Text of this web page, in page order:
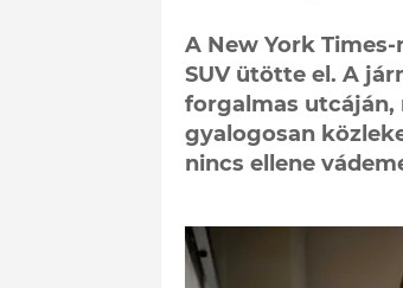
A New York
SUV ütötte el. A
forgalmas utcáján,
gyalogosan
nincs ellene